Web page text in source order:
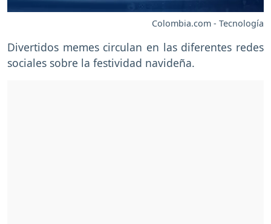
Colombia.com - Tecnología
Divertidos memes circulan en las diferentes redes
sociales sobre la festividad navideña.